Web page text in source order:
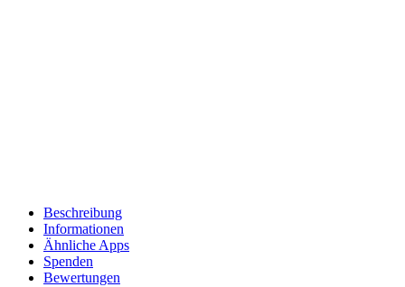
Beschreibung
Informationen
Ähnliche Apps
Spenden
Bewertungen